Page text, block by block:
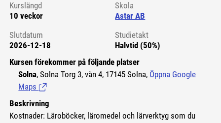
Kurslängd
10 veckor
Skola
Astar AB
Slutdatum
2026-12-18
Studietakt
Halvtid (50%)
Kursen förekommer på följande platser
Solna, Solna Torg 3, vån 4, 17145 Solna, Öppna Google
Maps (Länk till extern sida.)
Beskrivning
Kostnader: Läroböcker, läromedel och lärverktyg som du